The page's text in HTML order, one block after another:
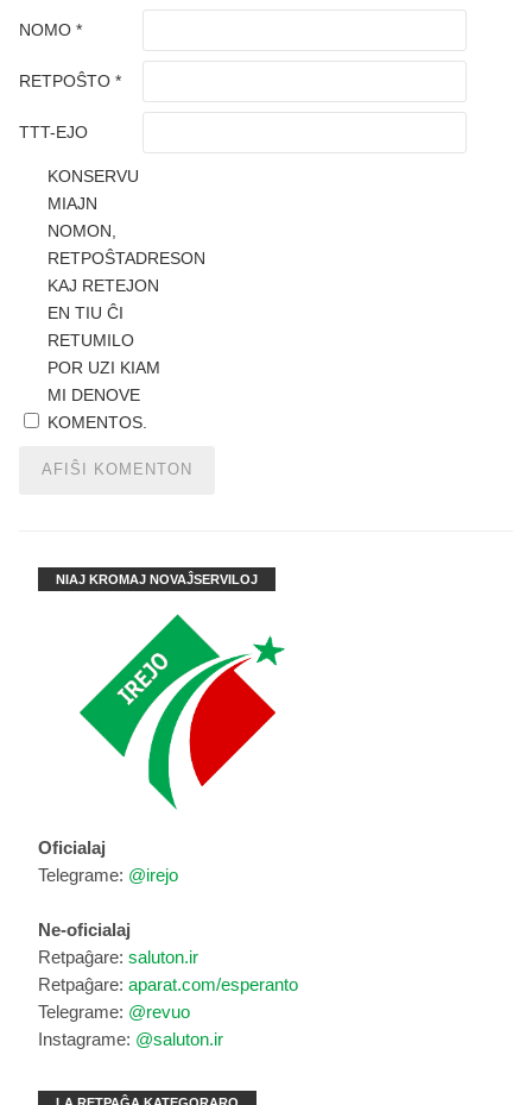
NOMO *
RETPOŜTO *
TTT-EJO
KONSERVU
MIAJN
NOMON,
RETPOŜTADRESON
KAJ RETEJON
EN TIU ĈI
RETUMILO
POR UZI KIAM
MI DENOVE
KOMENTOS.
NIAJ KROMAJ NOVAĴSERVILOJ
Oficialaj
Telegrame: @irejo
Ne-oficialaj
Retpaĝare: saluton.ir
Retpaĝare: aparat.com/esperanto
Telegrame: @revuo
Instagrame: @saluton.ir